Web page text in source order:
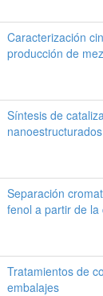
Caracterización
producción de
Síntesis de
Separación
fenol a partir de
Tratamientos de
embalajes